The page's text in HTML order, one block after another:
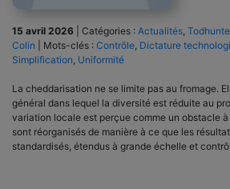
15 avril 2026 Catégories : Actualités,
Colin
Mots-clés : Contrôle, Dictature
Simplification, Uniformité
La cheddarisation ne se limite pas au fromage.
général dans lequel la diversité est réduite au
variation locale est perçue comme un obstacle
sont réorganisés de manière à ce que les
standardisés, étendus à grande échelle et